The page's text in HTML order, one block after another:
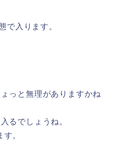
で入ります。
っと無理がありますかね
るでしょうね。
。